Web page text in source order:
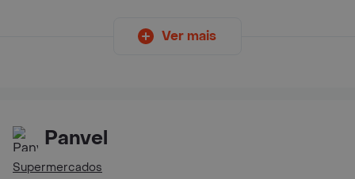
Ver mais
Panvel
Supermercados